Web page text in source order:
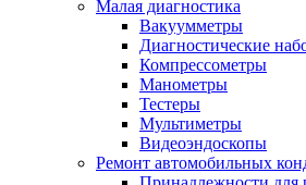
Малая диагностика
Вакуумметры
Диагностические
Компрессометры
Манометры
Тестеры
Мультиметры
Видеоэндоскопы
Ремонт автомобильных